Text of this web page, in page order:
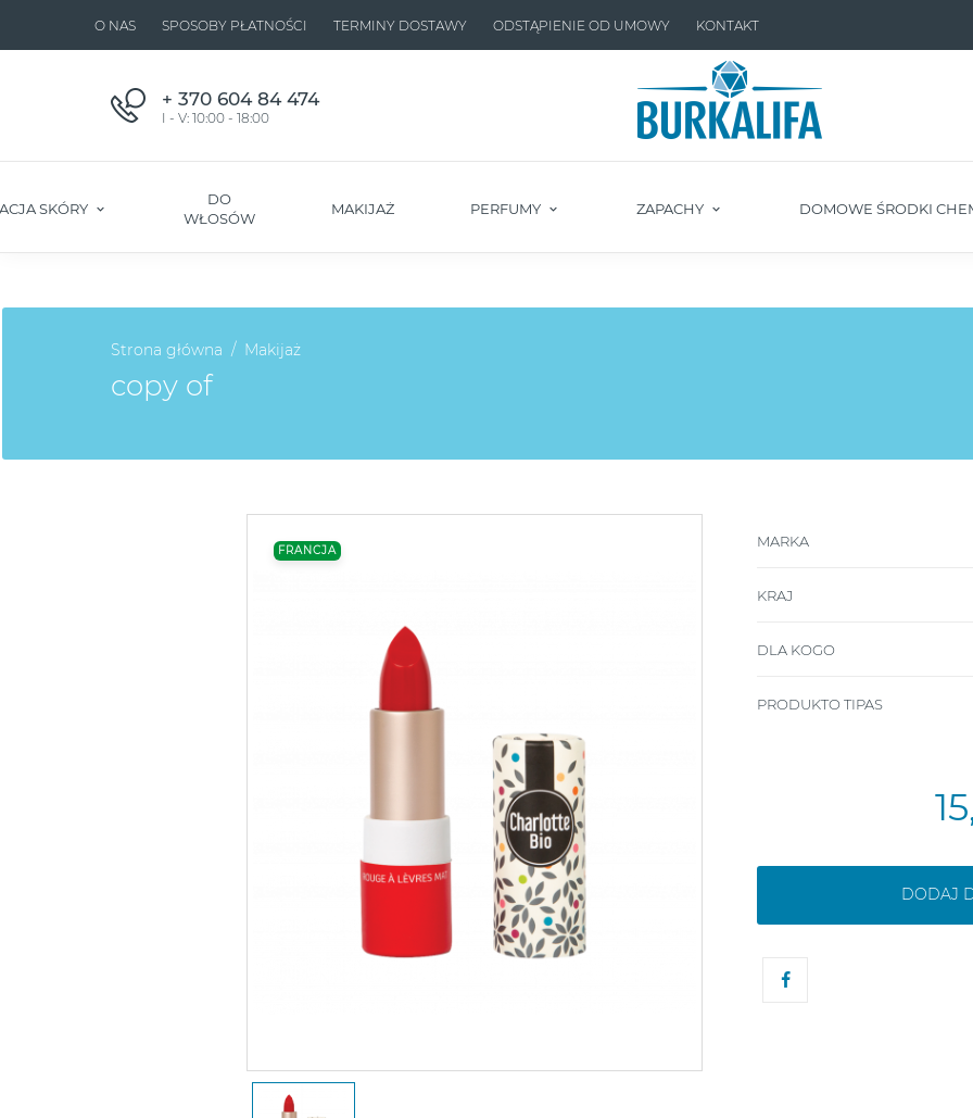
O NAS SPOSOBY PŁATNOŚCI TERMINY DOSTAWY ODSTĄPIENIE OD UMOWY KONTAKT
+ 370 604 84 474
I - V: 10:00 - 18:00
SKÓRY
DO
WŁOSÓW
MAKIJAŻ PERFUMY ZAPACHY DOMOWE ŚRODKI
Strona główna Makijaż
copy of
FRANCJA
MARKA
KRAJ
DLA KOGO
PRODUKTO TIPAS
DODAJ